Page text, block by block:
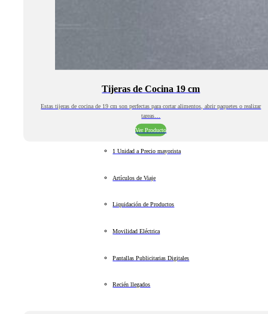
Tijeras de Cocina 19 cm
Estas tijeras de cocina de 19 cm son perfectas para cortar alimentos, abrir paquetes o realizar
tareas…
Ver Producto
1 Unidad a Precio mayorista
Artículos de Viaje
Liquidación de Productos
Movilidad Eléctrica
Pantallas Publicitarias Digitales
Recién llegados